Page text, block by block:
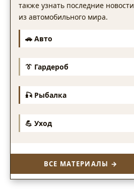
также узнать последние новости
из автомобильного мира.
🚗 Авто
👔 Гардероб
🎣 Рыбалка
💪 Уход
ВСЕ МАТЕРИАЛЫ →